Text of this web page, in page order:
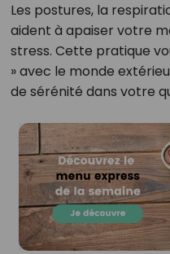
Les postures, la
aident à apaiser votre
stress. Cette pratique
» avec le monde
de sérénité dans votre